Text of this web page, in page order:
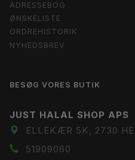
ADRESSEBOG
ØNSKELISTE
ORDREHISTORIK
NYHEDSBREV
BESØG VORES BUTIK
JUST HALAL SHOP APS
ELLEKÆR 5K, 2730
51909060